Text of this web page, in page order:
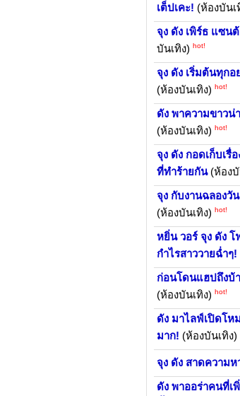
เต็ปเคะ! (ห้องบันเ
จุง ดัง เพิร์ธ แซน
บันเทิง) hot!
จุง ดัง เริ่มต้นทุก
(ห้องบันเทิง) hot!
ดัง พาความขาวน่
(ห้องบันเทิง) hot!
จุง ดัง กอดเก็บเรื่
ที่ทำร้ายกัน(ห้องบั
จุง กับงานฉลองวั
(ห้องบันเทิง) hot!
หยิ่น วอร์ จุง ดัง
กำไรสาววายฉ่ำๆ!
ก่อนโดนแฮปถึงบ้
(ห้องบันเทิง) hot!
ดัง มาไลฟ์เปิดโห
มาก! (ห้องบันเทิง)
จุง ดัง สาดความ
ดัง พาออร่าคนที่เ